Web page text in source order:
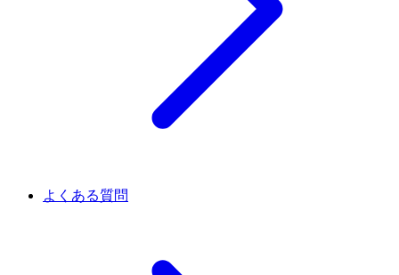
よくある質問